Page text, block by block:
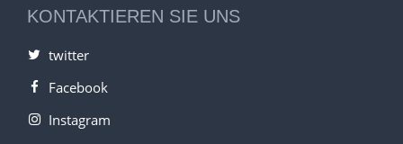
KONTAKTIEREN SIE UNS
twitter
Facebook
Instagram